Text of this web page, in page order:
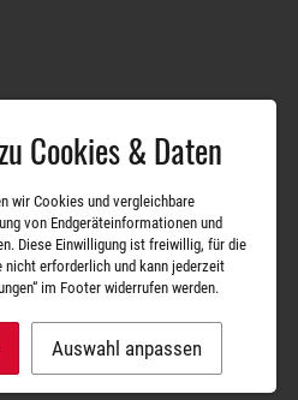
Cookies & Daten
wir Cookies und vergleichbare
von Endgeräteinformationen und
Diese Einwilligung ist freiwillig, für die
nicht erforderlich und kann jederzeit
im Footer widerrufen werden.
Auswahl anpassen